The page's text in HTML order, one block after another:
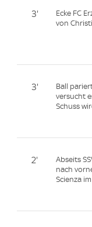
3'
Ecke FC
von
3'
Ball
versucht
Schuss
2'
Abseits
nach
Scienza